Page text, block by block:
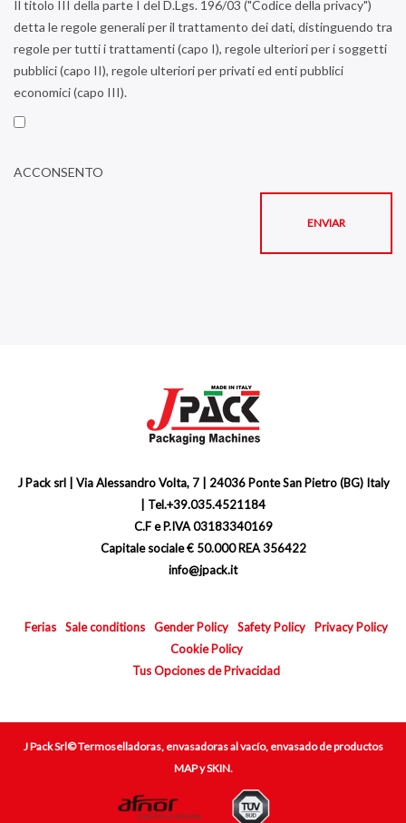
Il titolo III della parte I del D.Lgs. 196/03 ("Codice della privacy")
detta le regole generali per il trattamento dei dati, distinguendo tra
regole per tutti i trattamenti (capo I), regole ulteriori per i soggetti
pubblici (capo II), regole ulteriori per privati ed enti pubblici
economici (capo III).
ACCONSENTO
J Pack srl | Via Alessandro Volta, 7 | 24036 Ponte San Pietro (BG) Italy
| Tel.+39.035.4521184
C.F e P.IVA 03183340169
Capitale sociale € 50.000 REA 356422
info@jpack.it
Ferias Sale conditions Gender Policy Safety Policy
Privacy Policy
Cookie Policy
Tus Opciones de Privacidad
J Pack Srl© Termoselladoras, envasadoras al vacío, envasado de productos
MAP y SKIN.